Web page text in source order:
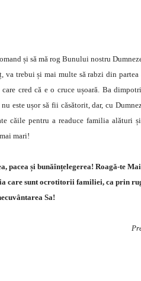
și să mă rog Bunului nostru
va trebui și mai multe să rabzi din partea
cred că e o cruce ușoară. Ba
este ușor să fii căsătorit, dar, cu
căile pentru a readuce familia alături
mari!
pacea și bunăînțelegerea! Roagă-te
care sunt ocrotitorii familiei, ca prin
Sa!